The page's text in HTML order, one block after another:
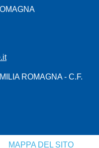
ROMAGNA - C.F.
MAPPA DEL SITO